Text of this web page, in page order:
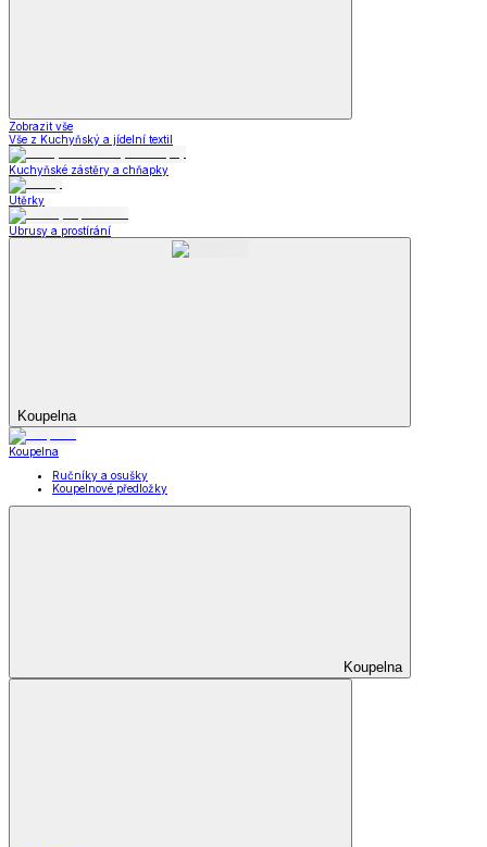
Zobrazit vše
Vše z Kuchyňský a jídelní textil
Kuchyňské zástěry a chňapky
Utěrky
Ubrusy a prostírání
Koupelna
Koupelna
Ručníky a osušky
Koupelnové předložky
Koupelna